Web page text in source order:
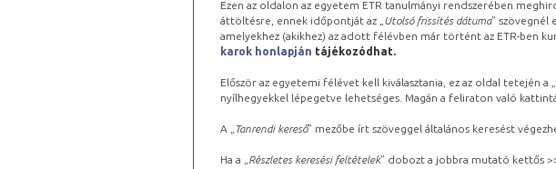
Ezen az oldalon az egyetem ETR tanulmányi rendszerében
áttöltésre, ennek időpontját az „ Utolsó frissítés dátuma” szövegnél
amelyekhez (akikhez) az adott félévben már történt az ETR-ben
karok honlapján tájékozódhat.
Először az egyetemi félévet kell kiválasztania, ez az oldal tetején a „
nyílhegyekkel lépegetve lehetséges. Magán a feliraton való
A „ Tanrendi kereső” mezőbe írt szöveggel általános keresést
Ha a „ Részletes keresési feltételek” dobozt a jobbra mutató kettős